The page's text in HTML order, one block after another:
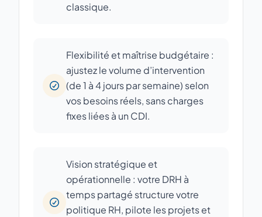
classique.
Flexibilité et maîtrise budgétaire :
ajustez le volume d’intervention
(de 1 à 4 jours par semaine) selon
vos besoins réels, sans charges
fixes liées à un CDI.
Vision stratégique et
opérationnelle : votre DRH à
temps partagé structure votre
politique RH, pilote les projets et